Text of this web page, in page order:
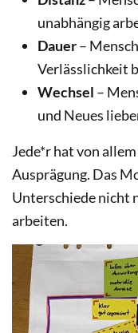
unabhängig
Dauer–
Verlässlichkeit
Wechsel –
und Neues
Jede*r hat von
Ausprägung. Das
Unterschiede nicht
arbeiten.